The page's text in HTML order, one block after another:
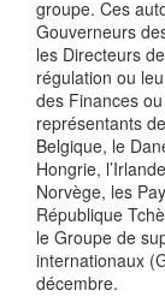
groupe. Ces
Gouverneurs
les Directeurs
régulation ou
des Finances
représentants
Belgique, le
Hongrie,
Norvège, les
République
le Groupe de
internationaux
décembre.